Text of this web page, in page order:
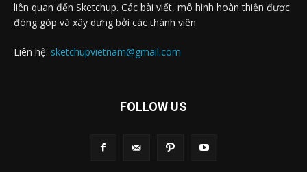
liên quan đến Sketchup. Các bài viết, mô hình hoàn thiện được
đóng góp và xây dựng bởi các thành viên.
Liên hệ: sketchupvietnam@gmail.com
FOLLOW US